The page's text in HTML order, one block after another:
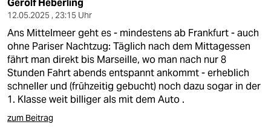
unterstützen
abo
genossenschaft
epaper login
Gerolf Heberling
12.05.2025 , 23:15 Uhr
Ans Mittelmeer geht es - mindestens ab Frankfurt - auch
ohne Pariser Nachtzug: Täglich nach dem Mittagessen
fährt man direkt bis Marseille, wo man nach nur 8
Stunden Fahrt abends entspannt ankommt - erheblich
schneller und (frūhzeitig gebucht) noch dazu sogar in der
1. Klasse weit billiger als mit dem Auto .
zum Beitrag